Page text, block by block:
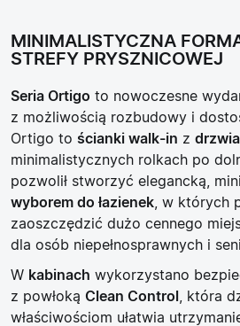
MINIMALISTYCZNA
STREFY PRYSZNICOWEJ
Seria Ortigo to nowoczesne
z możliwością rozbudowy i
Ortigo to ścianki walk-in z
minimalistycznych rolkach po
pozwolił stworzyć elegancką,
wyborem do łazienek , w których
zaoszczędzić dużo cennego
dla osób niepełnosprawnych i
W kabinach wykorzystano
z powłoką Clean Control
, która
właściwościom ułatwia